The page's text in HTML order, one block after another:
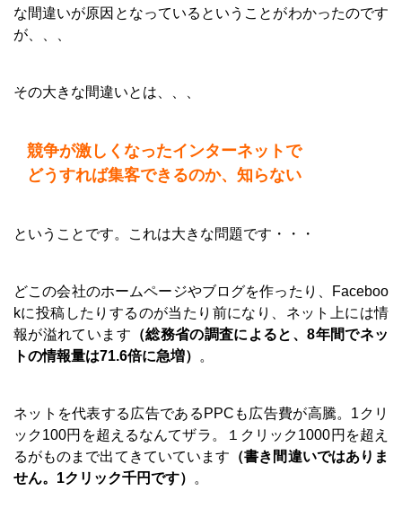
な間違いが原因となっているということがわかったのです
が、、、
その大きな間違いとは、、、
競争が激しくなったインターネットで
どうすれば集客できるのか、知らない
ということです。これは大きな問題です・・・
どこの会社のホームページやブログを作ったり、Faceboo
kに投稿したりするのが当たり前になり、ネット上には情
報が溢れています （総務省の調査によると、8年間でネッ
トの情報量は71.6倍に急増）
。
ネットを代表する広告であるPPCも広告費が高騰。1クリ
ック100円を超えるなんてザラ。１クリック1000円を超え
るがものまで出てきていています （書き間違いではありま
せん。1クリック千円です）
。